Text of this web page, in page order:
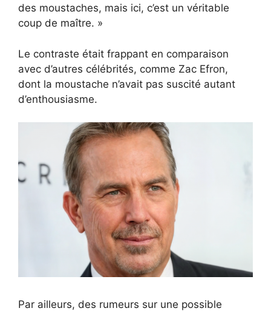
des moustaches, mais ici, c’est un véritable
coup de maître. »
Le contraste était frappant en comparaison
avec d’autres célébrités, comme Zac Efron,
dont la moustache n’avait pas suscité autant
d’enthousiasme.
Par ailleurs, des rumeurs sur une possible